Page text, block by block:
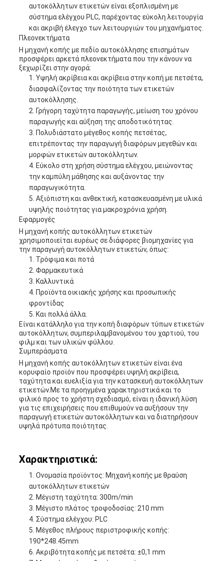
αυτοκόλλητων ετικετών είναι εξοπλισμένη με
σύστημα ελέγχου PLC, παρέχοντας εύκολη λειτουργία
και ακριβή έλεγχο των λειτουργιών του μηχανήματος.
Πλεονεκτήματα
Η μηχανή κοπής με πεδίο αυτοκόλλησης επισημάτων
προσφέρει αρκετά πλεονεκτήματα που την κάνουν να
ξεχωρίζει στην αγορά:
Υψηλή ακρίβεια και ακρίβεια στην κοπή με πετσέτα,
διασφαλίζοντας την ποιότητα των ετικετών
αυτοκόλλησης.
Γρήγορη ταχύτητα παραγωγής, μείωση του χρόνου
παραγωγής και αύξηση της αποδοτικότητας.
Πολυδιάστατο μέγεθος κοπής πετσέτας,
επιτρέποντας την παραγωγή διαφόρων μεγεθών και
μορφών ετικετών αυτοκόλλητων.
Εύκολο στη χρήση σύστημα ελέγχου, μειώνοντας
την καμπύλη μάθησης και αυξάνοντας την
παραγωγικότητα.
Αξιόπιστη και ανθεκτική, κατασκευασμένη με υλικά
υψηλής ποιότητας για μακροχρόνια χρήση.
Εφαρμογές
Η μηχανή κοπής αυτοκόλλητων ετικετών
χρησιμοποιείται ευρέως σε διάφορες βιομηχανίες για
την παραγωγή αυτοκόλλητων ετικετών, όπως:
Τρόφιμα και ποτά
Φαρμακευτικά
Καλλυντικά
Προϊόντα οικιακής χρήσης και προσωπικής
φροντίδας
Και πολλά άλλα.
Είναι κατάλληλο για την κοπή διαφόρων τύπων ετικετών
αυτοκόλλητων, συμπεριλαμβανομένου του χαρτιού, του
φιλμ και των υλικών φύλλου.
Συμπεράσματα
Η μηχανή κοπής αυτοκόλλητων ετικετών είναι ένα
κορυφαίο προϊόν που προσφέρει υψηλή ακρίβεια,
ταχύτητα και ευελιξία για την κατασκευή αυτοκόλλητων
ετικετών.Με τα προηγμένα χαρακτηριστικά και το
φιλικό προς το χρήστη σχεδιασμό, είναι η ιδανική λύση
για τις επιχειρήσεις που επιθυμούν να αυξήσουν την
παραγωγή ετικετών αυτοκόλλητων και να διατηρήσουν
υψηλά πρότυπα ποιότητας.
Χαρακτηριστικά:
Ονομασία προϊόντος: Μηχανή κοπής με θραύση
αυτοκόλλητων ετικετών
Μέγιστη ταχύτητα: 300m/min
Μέγιστο πλάτος τροφοδοσίας: 210 mm
Σύστημα ελέγχου: PLC
Μέγεθος πλήρους περιστροφικής κοπής:
190*248.45mm
Ακριβότητα κοπής με πετσέτα: ±0,1 mm